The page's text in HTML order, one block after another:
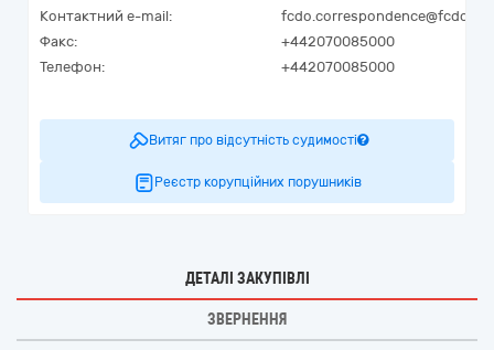
Контактний e-mail:
Факс:
+442070085000
Телефон:
+442070085000
Витяг про відсутність судимості
Реєстр корупційних порушників
ДЕТАЛІ ЗАКУПІВЛІ
ЗВЕРНЕННЯ